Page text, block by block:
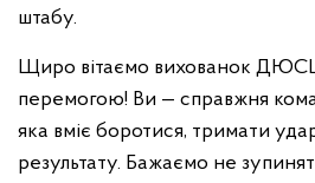
штабу.
Щиро вітаємо вихованок
перемогою! Ви — справжня
яка вміє боротися, тримати
результату. Бажаємо не